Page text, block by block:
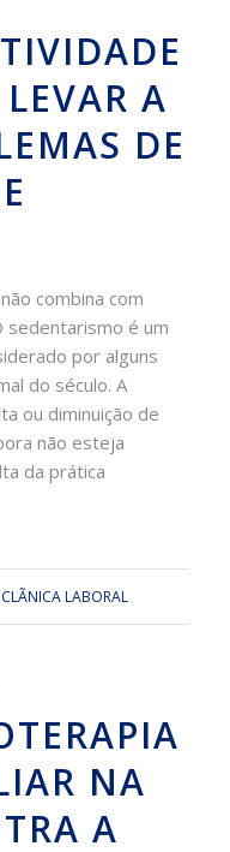
A
DE
combina com
sedentarismo é um
por alguns
do século. A
ou diminuição de
não esteja
da prática
CLÃ­NICA LABORAL
NA
A